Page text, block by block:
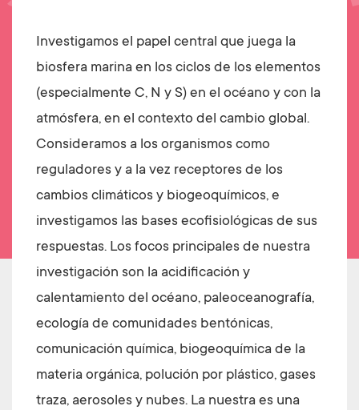
Investigamos el papel central que juega la
biosfera marina en los ciclos de los elementos
(especialmente C, N y S) en el océano y con la
atmósfera, en el contexto del cambio global.
Consideramos a los organismos como
reguladores y a la vez receptores de los
cambios climáticos y biogeoquímicos, e
investigamos las bases ecofisiológicas de sus
respuestas. Los focos principales de nuestra
investigación son la acidificación y
calentamiento del océano, paleoceanografía,
ecología de comunidades bentónicas,
comunicación química, biogeoquímica de la
materia orgánica, polución por plástico, gases
traza, aerosoles y nubes. La nuestra es una